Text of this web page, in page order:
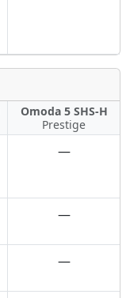
Omoda 5 SHS-H
Prestige
—
—
—